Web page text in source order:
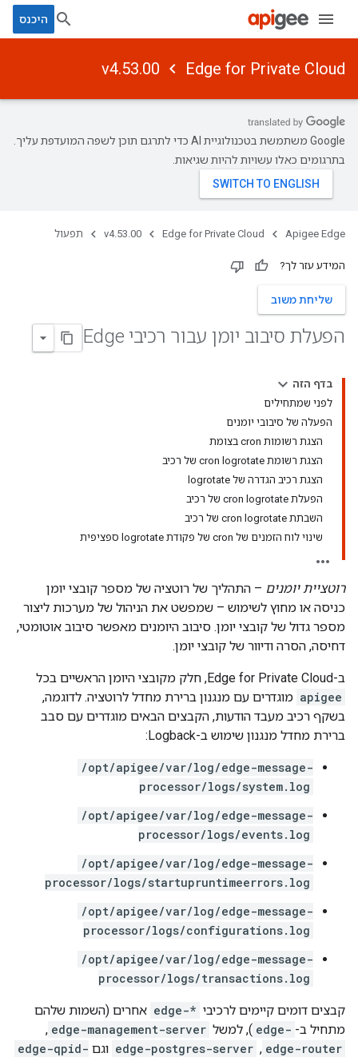
היכנס
Edge for Private Cloud
v4.53.00
‫Google משתמשת בטכנולוגיית AI כדי לתרגם תוכן לשפה המועדפת עליך.
בתרגומים כאלו עשויות להיות שגיאות.
Apigee Edge
Edge for Private Cloud
v4.53.00 תפעול
המידע עזר לך?
שליחת משוב
הפעלת סיבוב יומן עבור רכיבי Edge
בדף הזה
לפני שמתחילים
הפעלה של סיבובי יומנים
הצגת רשומות cron בצומת
הצגת רשומת cron logrotate של רכיב
הצגת רכיב הגדרה של logrotate
הפעלת cron logrotate של רכיב
השבתת cron logrotate של רכיב
שינוי לוח הזמנים של cron של פקודת logrotate ספציפית
רוטציית יומנים – התהליך של רוטציה של מספר קובצי יומן
כניסה או מחוץ לשימוש – שמפשט את הניהול של מערכות ליצור
מספר גדול של קובצי יומן. סיבוב היומנים מאפשר סיבוב אוטומטי,
דחיסה, הסרה ודיוור של קובצי יומן.
ב-Edge for Private Cloud, חלק מקובצי היומן הראשיים בכל
apigee מוגדרים עם מנגנון ברירת מחדל לרוטציה. לדוגמה,
בשקף רכיב מעבד הודעות, הקבצים הבאים מוגדרים עם סבב
ברירת מחדל מנגנון שימוש ב-Logback:
/opt/apigee/var/log/edge-message-
processor/logs/system.log
/opt/apigee/var/log/edge-message-
processor/logs/events.log
/opt/apigee/var/log/edge-message-
processor/logs/startupruntimeerrors.log
/opt/apigee/var/log/edge-message-
processor/logs/configurations.log
/opt/apigee/var/log/edge-message-
processor/logs/transactions.log
קבצים דומים קיימים לרכיבי edge-* אחרים (השמות שלהם
מתחיל ב- edge- ), למשל edge-management-server
,
edge-router
,
edge-postgres-server וגם edge-qpid-